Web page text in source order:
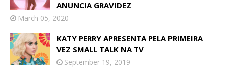
ANUNCIA GRAVIDEZ
March 05, 2020
KATY PERRY APRESENTA PELA PRIMEIRA
VEZ SMALL TALK NA TV
September 19, 2019